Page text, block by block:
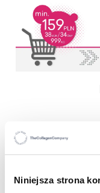
Niniejsza strona
It's time for a
From now on,
following